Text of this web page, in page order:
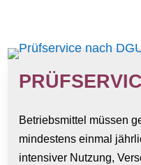
Betriebsmittel müssen
mindestens einmal
intensiver Nutzung,